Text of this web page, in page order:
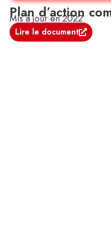
Plan d’action
Mis à jour en 2022
Lire le document